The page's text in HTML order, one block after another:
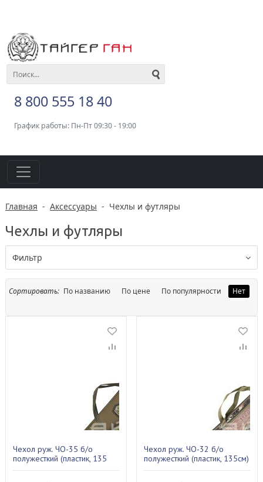
8 800 555 18 40
График работы: Пн-Пт 09:30 - 19:00
Главная - Аксессуары - Чехлы и футляры
Чехлы и футляры
Фильтр
Сортировать: По названию По цене По популярности Нет
Чехол руж. ЧО-35 б/о
полужесткий (пластик, 135
Чехол руж. ЧО-32 б/о
полужесткий (пластик, 135см)